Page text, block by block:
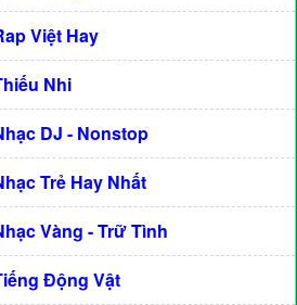
Việt Hay
Nhi
DJ - Nonstop
Trẻ Hay Nhất
Vàng - Trữ Tình
Động Vật